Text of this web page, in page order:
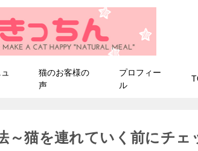
猫のお客様の
声
プロフィー
ル
～猫を連れていく前にチェ